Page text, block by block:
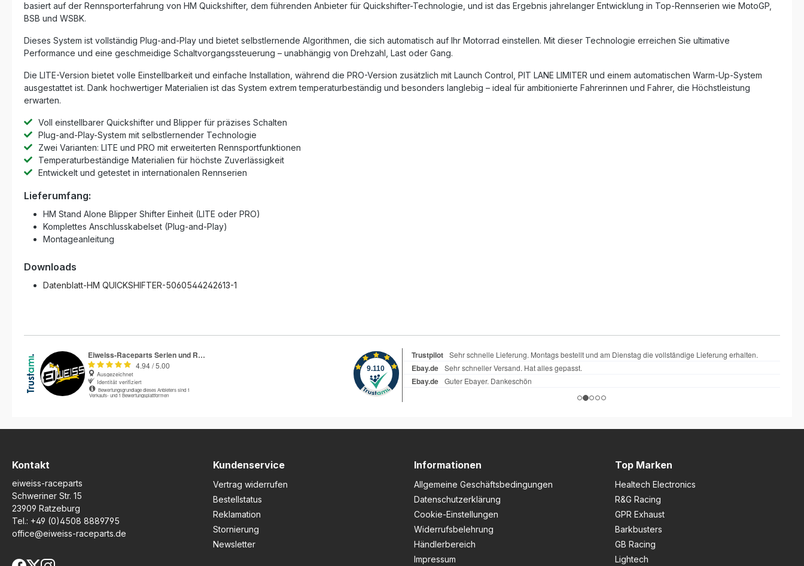
basiert auf der Rennsporterfahrung von HM Quickshifter, dem führenden Anbieter für Quickshifter-Technologie, und ist das Ergebnis jahrelanger Entwicklung in Top-Rennserien wie MotoGP,
BSB und WSBK.
Dieses System ist vollständig Plug-and-Play und bietet selbstlernende Algorithmen, die sich automatisch auf Ihr Motorrad einstellen. Mit dieser Technologie erreichen Sie ultimative
Performance und eine geschmeidige Schaltvorgangssteuerung – unabhängig von Drehzahl, Last oder Gang.
Die LITE-Version bietet volle Einstellbarkeit und einfache Installation, während die PRO-Version zusätzlich mit Launch Control, PIT LANE LIMITER und einem automatischen Warm-Up-System
ausgestattet ist. Dank hochwertiger Materialien ist das System extrem temperaturbeständig und besonders langlebig – ideal für ambitionierte Fahrerinnen und Fahrer, die Höchstleistung
erwarten.
Voll einstellbarer Quickshifter und Blipper für präzises Schalten
Plug-and-Play-System mit selbstlernender Technologie
Zwei Varianten: LITE und PRO mit erweiterten Rennsportfunktionen
Temperaturbeständige Materialien für höchste Zuverlässigkeit
Entwickelt und getestet in internationalen Rennserien
Lieferumfang:
HM Stand Alone Blipper Shifter Einheit (LITE oder PRO)
Komplettes Anschlusskabelset (Plug-and-Play)
Montageanleitung
Downloads
Datenblatt-HM QUICKSHIFTER-5060544242613-1
Kontakt
eiweiss-raceparts
Schweriner Str. 15
23909 Ratzeburg
Tel.: +49 (0)4508 8889795
office@eiweiss-raceparts.de
Kundenservice
Vertrag widerrufen
Bestellstatus
Reklamation
Stornierung
Newsletter
Informationen
Allgemeine Geschäftsbedingungen
Datenschutzerklärung
Cookie-Einstellungen
Widerrufsbelehrung
Händlerbereich
Impressum
Top Marken
Healtech Electronics
R&G Racing
GPR Exhaust
Barkbusters
GB Racing
Lightech